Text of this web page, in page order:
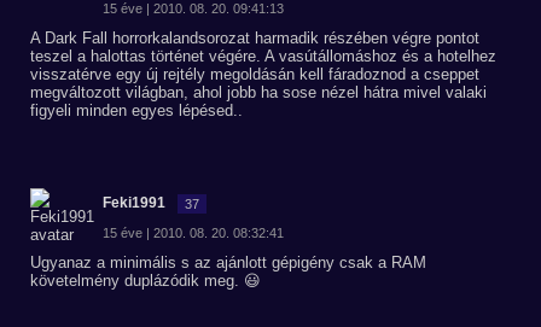
15 éve | 2010. 08. 20. 09:41:13
A Dark Fall horrorkalandsorozat harmadik részében végre pontot
teszel a halottas történet végére. A vasútállomáshoz és a hotelhez
visszatérve egy új rejtély megoldásán kell fáradoznod a cseppet
megváltozott világban, ahol jobb ha sose nézel hátra mivel valaki
figyeli minden egyes lépésed..
Feki1991 37
15 éve | 2010. 08. 20. 08:32:41
Ugyanaz a minimális s az ajánlott gépigény csak a RAM
követelmény duplázódik meg. 😃